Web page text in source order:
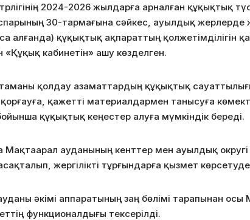
2024-2026 жылдарға арналған құқықтық
30-тармағына сәйкес, ауылдық жерлерде
алғанда) құқықтық ақпараттың қолжетімділігін
«Құқық кабинетін» ашу көзделген.
қолдау азаматтардың құқықтық
қорғауға, қажетті материалдармен танысуға
құқықтық кеңестер алуға мүмкіндік береді.
Мақтаарал ауданының кенттер мен ауылдық
жергілікті тұрғындарға қызмет
әкімі аппаратының заң бөлімі тарапынан
функционалдығы тексерілді.